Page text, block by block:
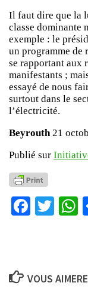
Il faut dire que la
classe dominante
exemple : le
un programme de
se rapportant aux
manifestants ;
essayé de nous
surtout dans le
l’électricité.
Beyrouth21
Publié sur
VOUS